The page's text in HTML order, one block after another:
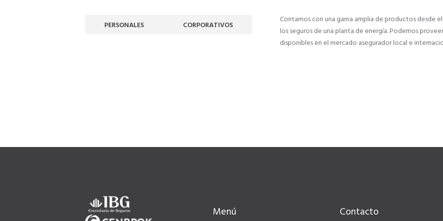
PERSONALES CORPORATIVOS
Contamos con una gama amplia de productos desde
los seguros de una planta de energía. Podemos
disponibles en el mercado asegurador local e
Menú Contacto